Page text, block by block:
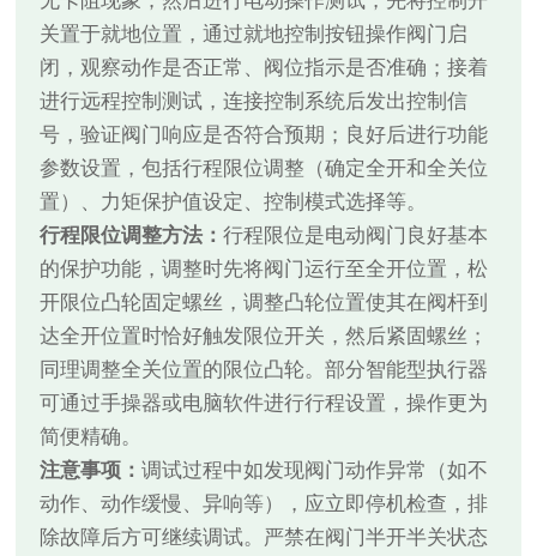
关置于就地位置，通过就地控制按钮操作阀门启
闭，观察动作是否正常、阀位指示是否准确；接着
进行远程控制测试，连接控制系统后发出控制信
号，验证阀门响应是否符合预期；良好后进行功能
参数设置，包括行程限位调整（确定全开和全关位
置）、力矩保护值设定、控制模式选择等。
行程限位调整方法：行程限位是电动阀门良好基本
的保护功能，调整时先将阀门运行至全开位置，松
开限位凸轮固定螺丝，调整凸轮位置使其在阀杆到
达全开位置时恰好触发限位开关，然后紧固螺丝；
同理调整全关位置的限位凸轮。部分智能型执行器
可通过手操器或电脑软件进行行程设置，操作更为
简便精确。
注意事项：调试过程中如发现阀门动作异常（如不
动作、动作缓慢、异响等），应立即停机检查，排
除故障后方可继续调试。严禁在阀门半开半关状态